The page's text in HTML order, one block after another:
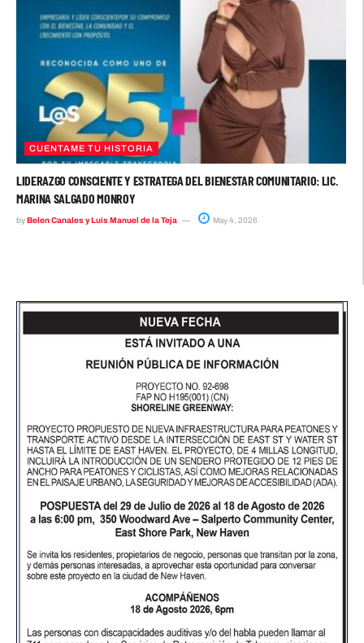
CUENTAME TU HISTORIA
LIDERAZGO CONSCIENTE Y ESTRATEGA DEL BIENESTAR COMUNITARIO: LIC.
MARINA SALGADO MONROY
byBelen Canales y Luis Manuel de la Teja May 4, 2026